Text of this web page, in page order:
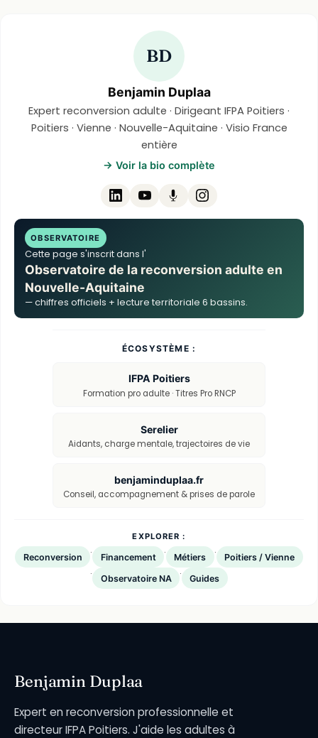
BD
Benjamin Duplaa
Expert reconversion adulte · Dirigeant IFPA Poitiers ·
Poitiers · Vienne · Nouvelle-Aquitaine · Visio France
entière
→ Voir la bio complète
OBSERVATOIRE
Cette page s'inscrit dans l'
Observatoire de la reconversion adulte en
Nouvelle-Aquitaine
— chiffres officiels + lecture territoriale 6 bassins.
ÉCOSYSTÈME :
IFPA Poitiers
Formation pro adulte · Titres Pro RNCP
Serelier
Aidants, charge mentale, trajectoires de vie
benjaminduplaa.fr
Conseil, accompagnement & prises de parole
EXPLORER :
Reconversion · Financement · Métiers · Poitiers / Vienne
· Observatoire NA · Guides
Benjamin Duplaa
Expert en reconversion professionnelle et
directeur IFPA Poitiers. J'aide les adultes à